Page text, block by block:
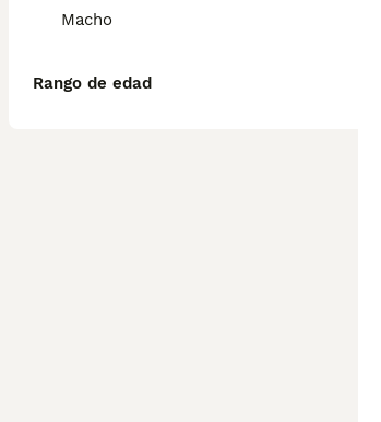
Macho
Rango de edad